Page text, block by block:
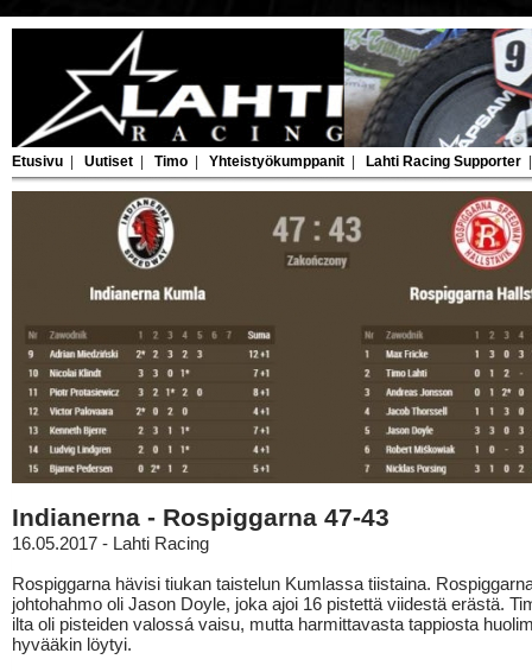
Etusivu Uutiset Timo Yhteistyökumppanit Lahti Racing Supporter
Indianerna - Rospiggarna 47-43
16.05.2017 - Lahti Racing
Rospiggarna hävisi tiukan taistelun Kumlassa tiistaina.
johtohahmo oli Jason Doyle, joka ajoi 16 pistettä viidestä erästä.
ilta oli pisteiden valossá vaisu, mutta harmittavasta tappiosta
hyvääkin löytyi.